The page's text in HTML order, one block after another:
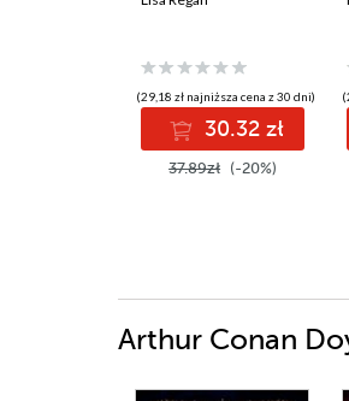
(29,18 zł najniższa cena z 30 dni)
30.32 zł
37.89zł (-20%)
Arthur Conan